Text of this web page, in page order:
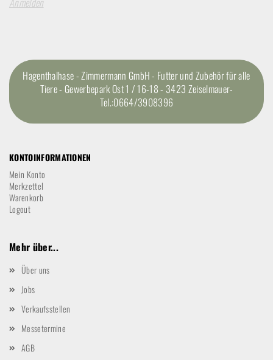
Hagenthalhase - Zimmermann GmbH - Futter und Zubehör für alle
Tiere - Gewerbepark Ost 1 / 16-18 - 3423 Zeiselmauer-
Tel.:0664/3908396
KONTOINFORMATIONEN
Mein Konto
Merkzettel
Warenkorb
Logout
Mehr über...
Über uns
Jobs
Verkaufsstellen
Messetermine
AGB